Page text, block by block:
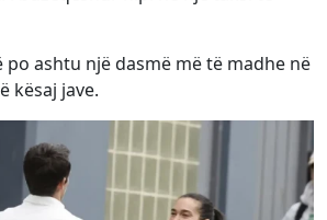
ashtu një dasmë më të madhe në
kësaj jave.